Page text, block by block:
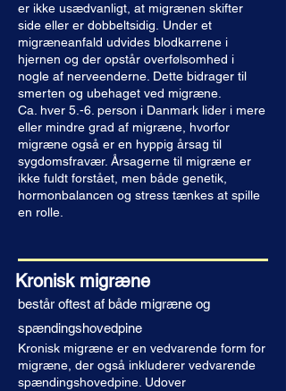
med den.
er ikke usædvanligt, at migrænen skifter
side eller er dobbeltsidig. Under et
migræneanfald udvides blodkarrene i
hjernen og der opstår overfølsomhed i
nogle af nerveenderne. Dette bidrager til
smerten og ubehaget ved migræne.
Ca. hver 5.-6. person i Danmark lider i mere
eller mindre grad af migræne, hvorfor
migræne også er en hyppig årsag til
sygdomsfravær. Årsagerne til migræne er
ikke fuldt forstået, men både genetik,
hormonbalancen og stress tænkes at spille
en rolle.
Kronisk migræne
består oftest af både migræne og
spændingshovedpine
Kronisk migræne er en vedvarende form for
migræne, der også inkluderer vedvarende
spændingshovedpine. Udover